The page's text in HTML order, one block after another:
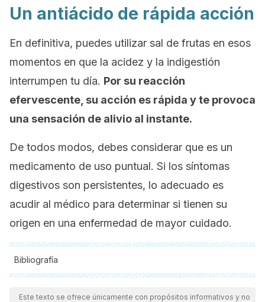
Un antiácido de rápida acción
En definitiva, puedes utilizar sal de frutas en esos
momentos en que la acidez y la indigestión
interrumpen tu día. Por su reacción
efervescente, su acción es rápida y te provoca
una sensación de alivio al instante.
De todos modos, debes considerar que es un
medicamento de uso puntual. Si los síntomas
digestivos son persistentes, lo adecuado es
acudir al médico para determinar si tienen su
origen en una enfermedad de mayor cuidado.
Bibliografía
Todas las fuentes citadas fueron revisadas a profundidad por
nuestro equipo, para asegurar su calidad, confiabilidad,
Este texto se ofrece únicamente con propósitos informativos y no